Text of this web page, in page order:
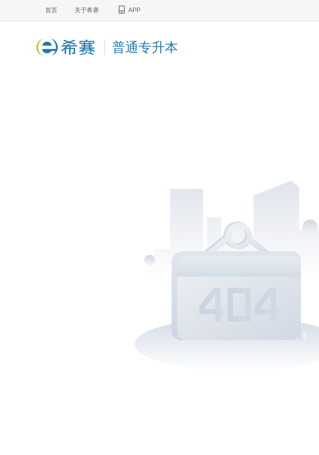
首页 关于希赛 APP
普通专升本